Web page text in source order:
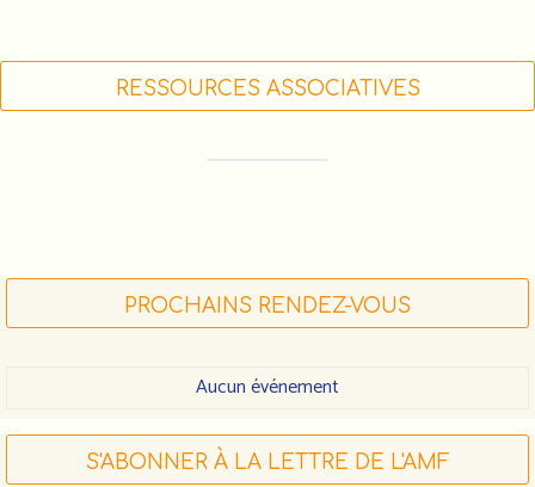
RESSOURCES ASSOCIATIVES
PROCHAINS RENDEZ-VOUS
Aucun événement
S'ABONNER À LA LETTRE DE L'AMF